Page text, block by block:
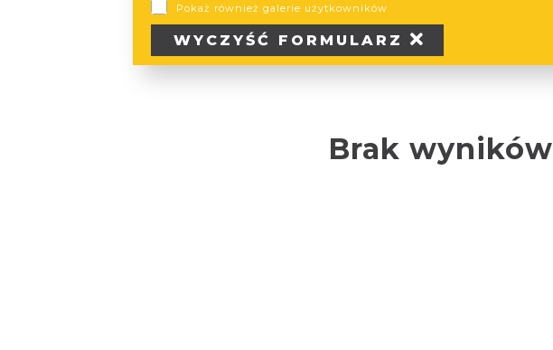
Pokaż również galerie użytkowników
WYCZYŚĆ FORMULARZ
Brak wyników